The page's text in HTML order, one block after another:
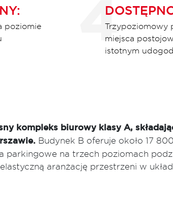
poziomie
Trzypoziomowy
miejsca
istotnym
kompleks biurowy klasy A,
Budynek B oferuje około 17
parkingowe na trzech poziomach
aranżację przestrzeni w